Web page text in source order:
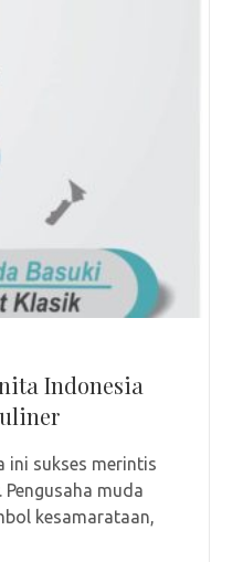
Indonesia
ini sukses merintis
muda
kesamarataan,